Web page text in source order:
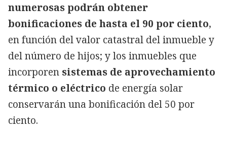
numerosas podrán obtener
bonificaciones de hasta el 90 por ciento,
en función del valor catastral del inmueble y
del número de hijos; y los inmuebles que
incorporen sistemas de aprovechamiento
térmico o eléctrico de energía solar
conservarán una bonificación del 50 por
ciento.